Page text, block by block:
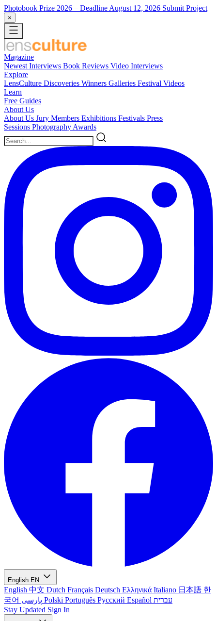
Photobook Prize 2026 – Deadline August 12, 2026 Submit Project
×
Magazine
Newest Interviews Book Reviews Video Interviews
Explore
LensCulture Discoveries Winners Galleries Festival Videos
Learn
Free Guides
About Us
About Us Jury Members Exhibitions Festivals Press
Sessions Photography Awards
English EN
English 中文 Dutch Français Deutsch Ελληνικά Italiano 日本語 한
국어
Polski Português Русский Español עברית
Stay Updated Sign In